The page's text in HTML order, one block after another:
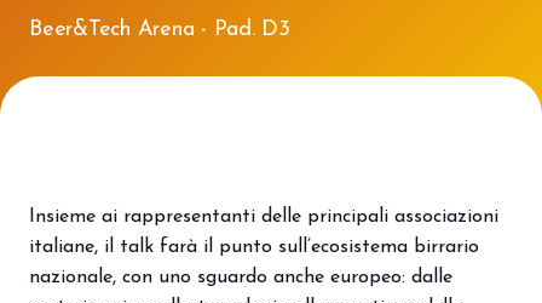
CATALOGO 2026
Beer&Tech Arena - Pad. D3
Insieme ai rappresentanti delle principali associazioni
italiane, il talk farà il punto sull’ecosistema birrario
nazionale, con uno sguardo anche europeo: dalle